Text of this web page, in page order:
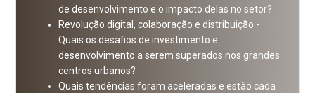
de desenvolvimento e o impacto delas no setor?
Revolução digital, colaboração e distribuição -
Quais os desafios de investimento e
desenvolvimento a serem superados nos grandes
centros urbanos?
Quais tendências foram aceleradas e estão cada